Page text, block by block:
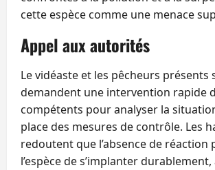
cette espèce comme une menace
Appel aux autorités
Le vidéaste et les pêcheurs présents
demandent une intervention rapide
compétents pour analyser la
place des mesures de contrôle. Les
redoutent que l’absence de réaction
l’espèce de s’implanter durablement,